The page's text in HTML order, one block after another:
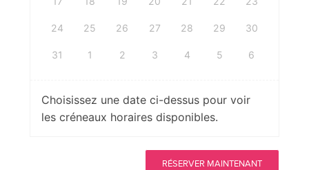
24 25 26 27 28 29 30
31 1 2 3 4 5 6
Choisissez une date ci-dessus pour voir
les créneaux horaires disponibles.
RÉSERVER MAINTENANT